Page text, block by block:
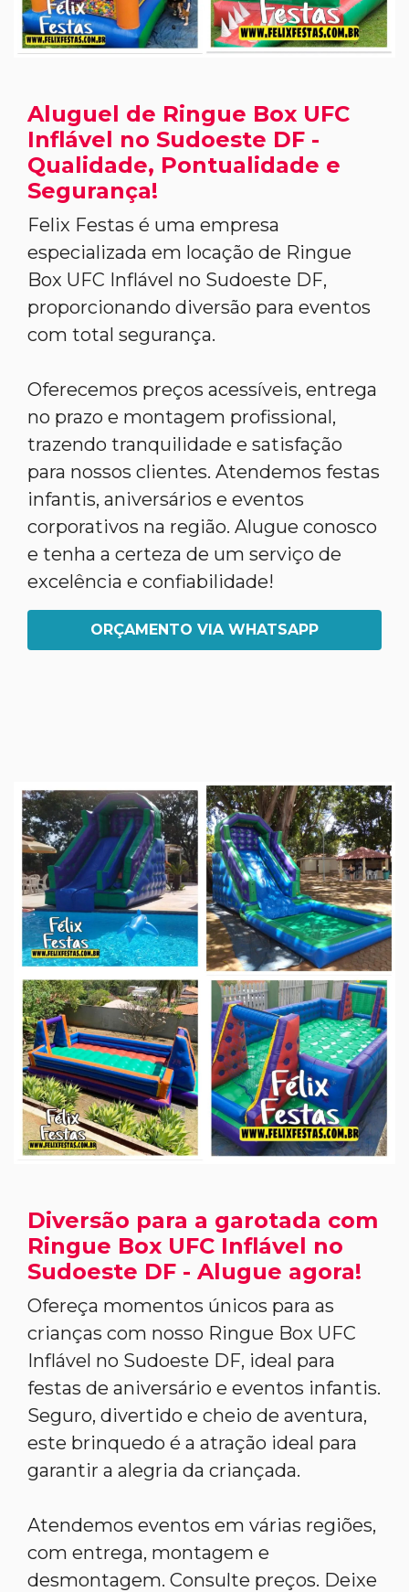
Aluguel de Ringue Box UFC
Inflável no Sudoeste DF -
Qualidade, Pontualidade e
Segurança!
Felix Festas é uma empresa
especializada em locação de Ringue
Box UFC Inflável no Sudoeste DF,
proporcionando diversão para eventos
com total segurança.
Oferecemos preços acessíveis, entrega
no prazo e montagem profissional,
trazendo tranquilidade e satisfação
para nossos clientes. Atendemos festas
infantis, aniversários e eventos
corporativos na região. Alugue conosco
e tenha a certeza de um serviço de
excelência e confiabilidade!
ORÇAMENTO VIA WHATSAPP
Diversão para a garotada com
Ringue Box UFC Inflável no
Sudoeste DF - Alugue agora!
Ofereça momentos únicos para as
crianças com nosso Ringue Box UFC
Inflável no Sudoeste DF, ideal para
festas de aniversário e eventos infantis.
Seguro, divertido e cheio de aventura,
este brinquedo é a atração ideal para
garantir a alegria da criançada.
Atendemos eventos em várias regiões,
com entrega, montagem e
desmontagem. Consulte preços. Deixe